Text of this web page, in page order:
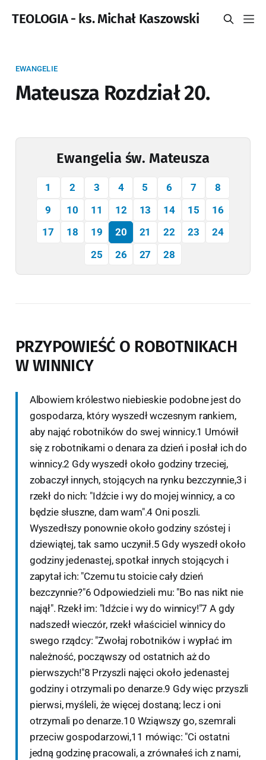
TEOLOGIA - ks. Michał Kaszowski
EWANGELIE
Mateusza Rozdział 20.
Ewangelia św. Mateusza
1 2 3 4 5 6 7
8
9
10 11 12 13 14 15
16
17
18 19 20 21 22 23
24
25
26 27 28
PRZYPOWIEŚĆ O ROBOTNIKACH
W WINNICY
Albowiem królestwo niebieskie podobne jest do
gospodarza, który wyszedł wczesnym rankiem,
aby nająć robotników do swej winnicy.1 Umówił
się z robotnikami o denara za dzień i posłał ich do
winnicy.2 Gdy wyszedł około godziny trzeciej,
zobaczył innych, stojących na rynku bezczynnie,3 i
rzekł do nich: "Idźcie i wy do mojej winnicy, a co
będzie słuszne, dam wam".4 Oni poszli.
Wyszedłszy ponownie około godziny szóstej i
dziewiątej, tak samo uczynił.5 Gdy wyszedł około
godziny jedenastej, spotkał innych stojących i
zapytał ich: "Czemu tu stoicie cały dzień
bezczynnie?"6 Odpowiedzieli mu: "Bo nas nikt nie
najął". Rzekł im: "Idźcie i wy do winnicy!"7 A gdy
nadszedł wieczór, rzekł właściciel winnicy do
swego rządcy: "Zwołaj robotników i wypłać im
należność, począwszy od ostatnich aż do
pierwszych!"8 Przyszli najęci około jedenastej
godziny i otrzymali po denarze.9 Gdy więc przyszli
pierwsi, myśleli, że więcej dostaną; lecz i oni
otrzymali po denarze.10 Wziąwszy go, szemrali
przeciw gospodarzowi,11 mówiąc: "Ci ostatni
jedną godzinę pracowali, a zrównałeś ich z nami,